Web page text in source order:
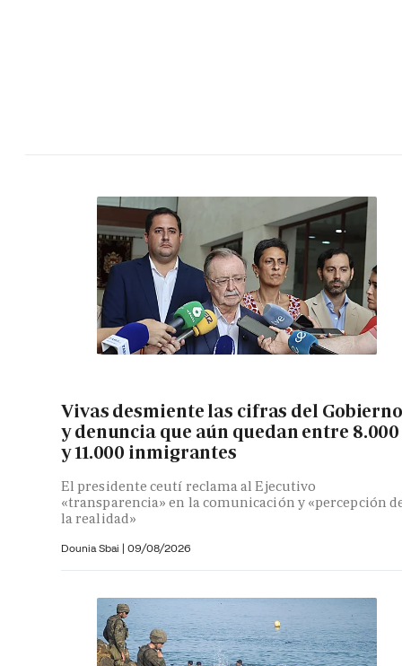
Vivas desmiente las cifras del
y denuncia que aún quedan entre 8.000
y 11.000 inmigrantes
El presidente ceutí reclama al Ejecutivo
«transparencia» en la comunicación y «percepción
la realidad»
Dounia Sbai | 09/08/2026